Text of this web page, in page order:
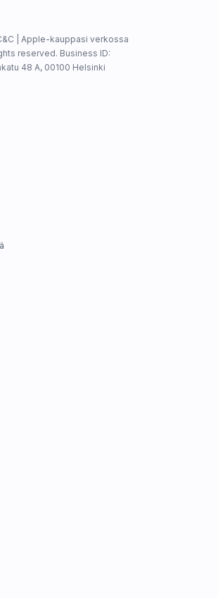
| Apple-kauppasi verkossa
reserved. Business ID:
48 A, 00100 Helsinki